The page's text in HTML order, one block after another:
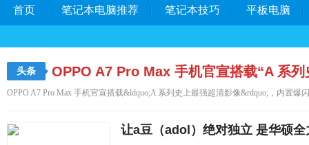
首页 笔记本电脑推荐 笔记本技巧 平板电脑
头条
OPPO A7 Pro Max 手机官宣搭载“A 系
爆闪智能闪光灯
OPPO A7 Pro Max 手机官宣搭载&ldquo;A 系列史上最强超清影像&rdquo;，内置爆
让a豆（adol）绝对独立 是华硕